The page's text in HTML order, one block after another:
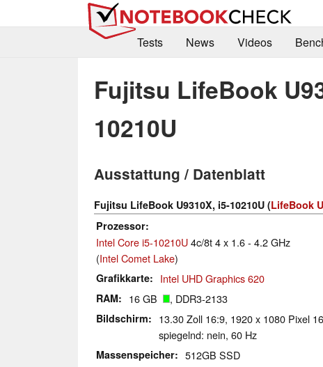
Tests
News Videos
Fujitsu LifeBook
10210U
Ausstattung / Datenblatt
Fujitsu LifeBook U9310X, i5-10210U (LifeBook
Prozessor
Intel Core i5-10210U4c/8t 4 x 1.6 - 4.2 GHz
(Intel Comet Lake)
Grafikkarte Intel UHD Graphics 620
RAM 16 GB , DDR3-2133
Bildschirm
13.30 Zoll 16:9, 1920 x 1080 Pixel
spiegelnd: nein, 60 Hz
Massenspeicher 512GB SSD